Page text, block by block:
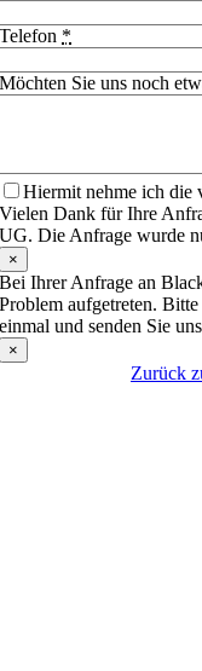
Telefon *
Möchten Sie uns noch
Hiermit nehme ich die
Vielen Dank für Ihre
UG. Die Anfrage wurde
×
Bei Ihrer Anfrage an
Problem aufgetreten.
einmal und senden Sie
×
Zurück